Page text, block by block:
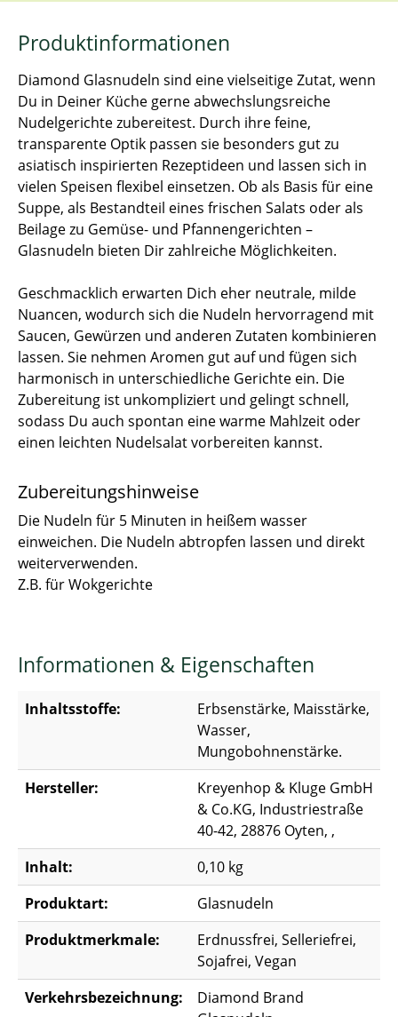
Produktinformationen
Diamond Glasnudeln sind eine vielseitige Zutat, wenn
Du in Deiner Küche gerne abwechslungsreiche
Nudelgerichte zubereitest. Durch ihre feine,
transparente Optik passen sie besonders gut zu
asiatisch inspirierten Rezeptideen und lassen sich in
vielen Speisen flexibel einsetzen. Ob als Basis für eine
Suppe, als Bestandteil eines frischen Salats oder als
Beilage zu Gemüse- und Pfannengerichten –
Glasnudeln bieten Dir zahlreiche Möglichkeiten.
Geschmacklich erwarten Dich eher neutrale, milde
Nuancen, wodurch sich die Nudeln hervorragend mit
Saucen, Gewürzen und anderen Zutaten kombinieren
lassen. Sie nehmen Aromen gut auf und fügen sich
harmonisch in unterschiedliche Gerichte ein. Die
Zubereitung ist unkompliziert und gelingt schnell,
sodass Du auch spontan eine warme Mahlzeit oder
einen leichten Nudelsalat vorbereiten kannst.
Zubereitungshinweise
Die Nudeln für 5 Minuten in heißem wasser
einweichen. Die Nudeln abtropfen lassen und direkt
weiterverwenden.
Z.B. für Wokgerichte
Informationen & Eigenschaften
Inhaltsstoffe:
Erbsenstärke, Maisstärke,
Wasser,
Mungobohnenstärke.
Hersteller:
Kreyenhop & Kluge GmbH
& Co.KG, Industriestraße
40-42, 28876 Oyten, ,
Inhalt:
0,10 kg
Produktart:
Glasnudeln
Produktmerkmale:
Erdnussfrei, Selleriefrei,
Sojafrei, Vegan
Verkehrsbezeichnung:
Diamond Brand